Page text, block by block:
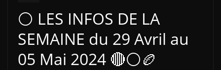
⚪ LES INFOS DE LA
SEMAINE du 29 Avril au
05 Mai 2024 🔴⚪🏉